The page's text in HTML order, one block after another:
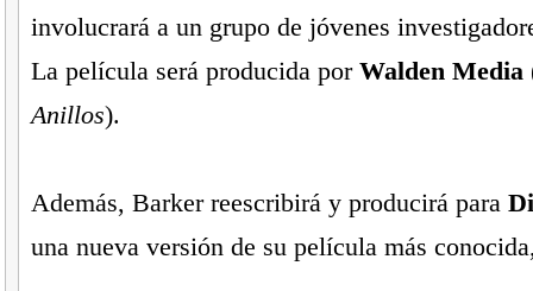
involucrará a un grupo de jóvenes
La película será producida por Walden Media
Anillos).
Además, Barker reescribirá y producirá para
una nueva versión de su película más